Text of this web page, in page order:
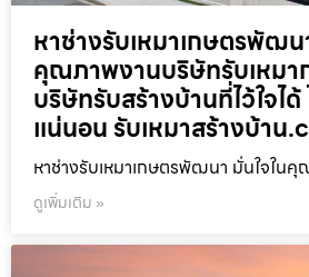
หาช่างรับเหมาเกษตรพัฒน
คุณภาพงานบริษัทรับเหมา
บริษัทรับสร้างบ้านที่ไว้ใจไ
แน่นอน รับเหมาสร้างบ้าน
หาช่างรับเหมาเกษตรพัฒนา มั่นใจใน
ดูเพิ่มเติม »